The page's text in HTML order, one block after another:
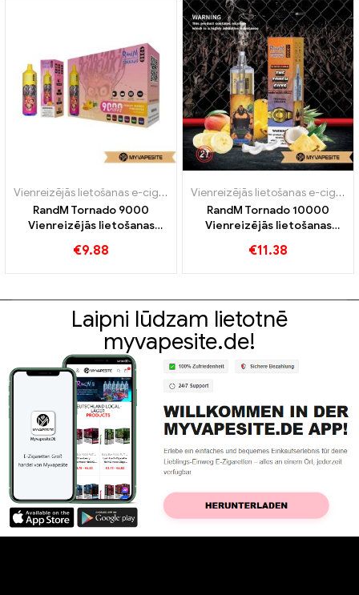
Vienreizējās lietošanas e-cigaretes
RandM Tornado 9000
Vienreizējās lietošanas
€9.88
Vienreizējās lietošanas e-cigaretes
RandM Tornado 10000
Vienreizējās lietošanas
€11.38
Laipni lūdzam lietotnē
myvapesite.de!